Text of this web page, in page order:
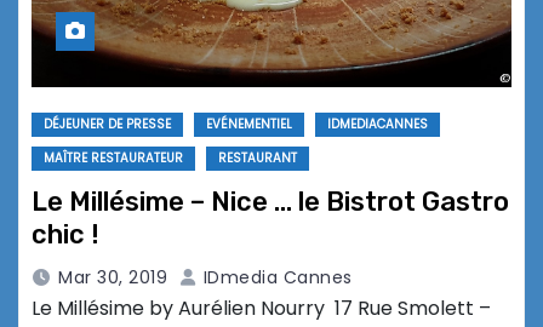
DÉJEUNER DE PRESSE EVÉNEMENTIEL
IDMEDIACANNES
MAÎTRE RESTAURATEUR
RESTAURANT
Le Millésime – Nice … le Bistrot Gastro
chic !
Mar 30, 2019 IDmedia Cannes
Le Millésime by Aurélien Nourry 17 Rue Smolett –